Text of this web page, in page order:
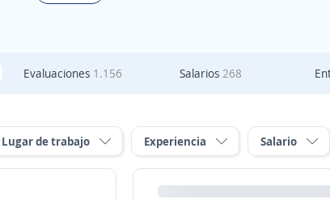
Evaluaciones 1.156 Salarios 268
Lugar de trabajo Experiencia Salario